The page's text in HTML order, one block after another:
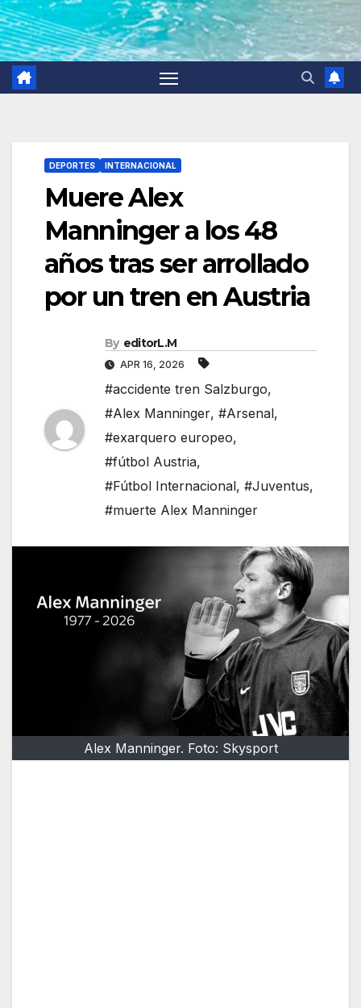
DEPORTES INTERNACIONAL
Muere Alex
Manninger a los 48
años tras ser arrollado
por un tren en Austria
By editorL.M
APR 16, 2026
#accidente tren Salzburgo,
#Alex Manninger, #Arsenal,
#exarquero europeo,
#fútbol Austria,
#Fútbol Internacional, #Juventus,
#muerte Alex Manninger
Alex Manninger. Foto: Skysport